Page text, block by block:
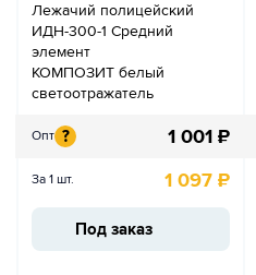
Лежачий полицейский
ИДН-300-1 Средний
элемент
КОМПОЗИТ белый
светоотражатель
Опт ? 1 001 ₽
За 1 шт. 1 097 ₽
Под заказ